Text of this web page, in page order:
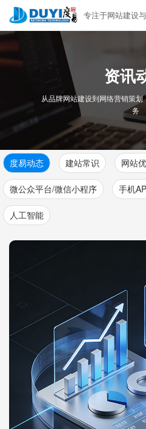
专注于网站建设
资讯
从品牌网站建设到网络营销策
务
度易动态 建站常识 网站
微公众平台/微信小程序 手机
人工智能